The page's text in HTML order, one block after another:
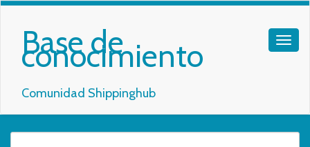
Base de
conocimiento
Comunidad Shippinghub